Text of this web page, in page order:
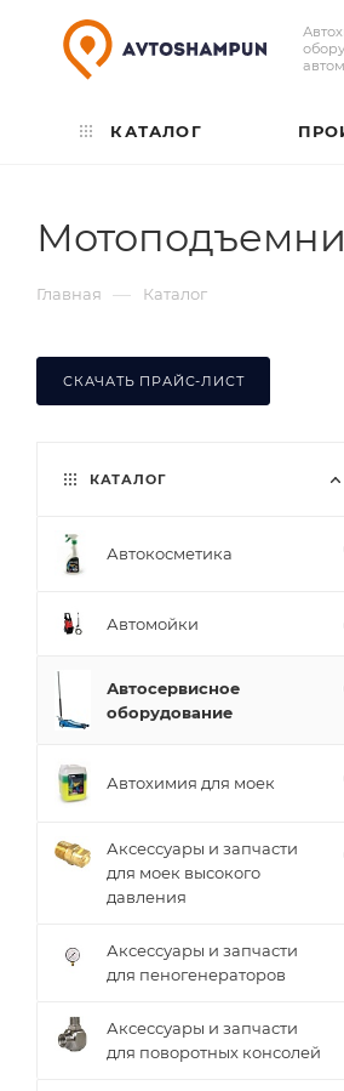
КАТАЛОГ
Главная — Каталог
СКАЧАТЬ ПРАЙС-ЛИСТ
КАТАЛОГ
Автокосметика
Автомойки
Автосервисное
оборудование
Автохимия для моек
Аксессуары и запчасти
для моек высокого
давления
Аксессуары и запчасти
для пеногенераторов
Аксессуары и запчасти
для поворотных консолей